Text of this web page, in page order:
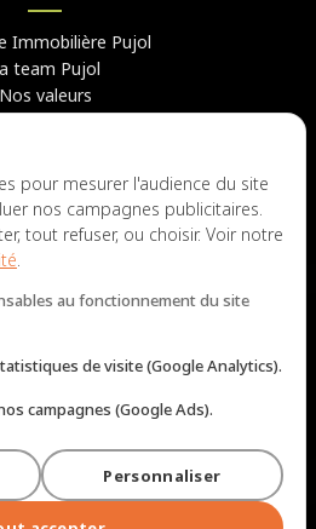
Immobilière Pujol
team Pujol
Nos valeurs
Avis clients
chez nous
CONTACTER
: 9h – 12h / 14h – 18h
— Marseille. Tous droits réservés.
Politique de confidentialitéPlan du site
pour mesurer l'audience du site
nos campagnes publicitaires.
tout refuser, ou choisir. Voir notre
.
au fonctionnement du site
de visite (Google Analytics).
campagnes (Google Ads).
Personnaliser